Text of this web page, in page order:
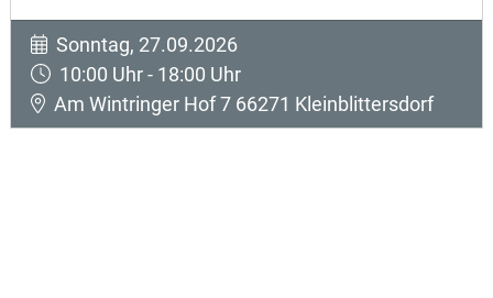
Sonntag, 27.09.2026
10:00 Uhr - 18:00 Uhr
Am Wintringer Hof 7 66271 Kleinblittersdorf